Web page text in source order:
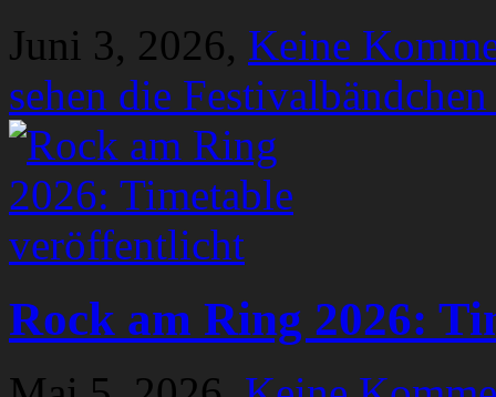
Juni 3, 2026, Keine
sehen die
Rock am Ring 2026: